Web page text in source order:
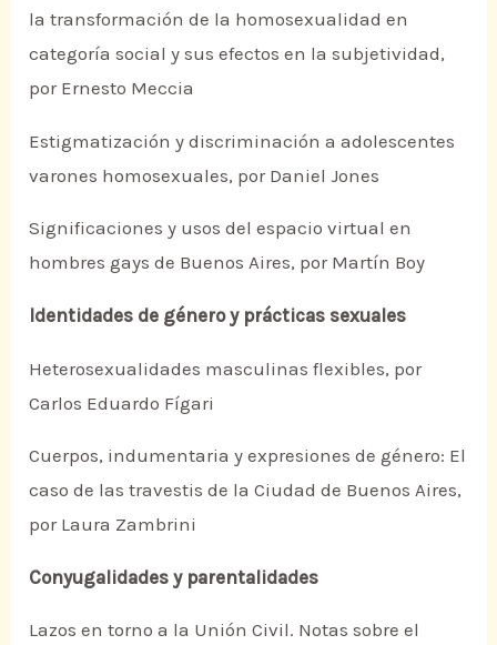
la transformación de la homosexualidad en
categoría social y sus efectos en la subjetividad,
por Ernesto Meccia
Estigmatización y discriminación a adolescentes
varones homosexuales, por Daniel Jones
Significaciones y usos del espacio virtual en
hombres gays de Buenos Aires, por Martín Boy
Identidades de género y prácticas sexuales
Heterosexualidades masculinas flexibles, por
Carlos Eduardo Fígari
Cuerpos, indumentaria y expresiones de género: El
caso de las travestis de la Ciudad de Buenos Aires,
por Laura Zambrini
Conyugalidades y parentalidades
Lazos en torno a la Unión Civil. Notas sobre el